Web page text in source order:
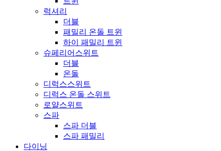
럭셔리
더블
패밀리 온돌 트윈
하이 패밀리 트윈
슈페리어스위트
더블
온돌
디럭스스위트
디럭스 온돌 스위트
로얄스위트
스파
스파 더블
스파 패밀리
다이닝